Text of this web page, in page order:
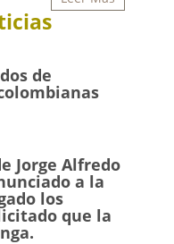
de
Jorge Alfredo
a la
los
que la